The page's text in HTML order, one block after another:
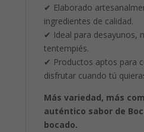
✔ Elaborado
ingredientes de calidad.
✔ Ideal para desayunos,
tentempiés.
✔ Productos aptos para
disfrutar cuando tú
Más variedad, más
auténtico sabor de
bocado.